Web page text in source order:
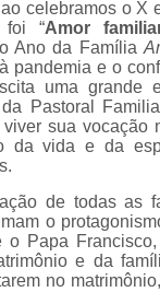
celebramos o X
foi “Amor
Ano da Família
pandemia e o
uma grande
Pastoral
sua vocação
da vida e da
de todas as
o
o Papa
e da
no